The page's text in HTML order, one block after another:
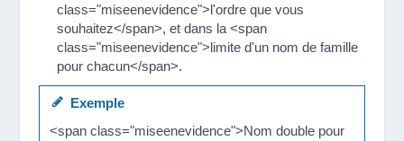
class="miseenevidence">l'ordre que vous
souhaitez</span>, et dans la <span
class="miseenevidence">limite d'un nom de famille
pour chacun</span>.
Exemple
<span class="miseenevidence">Nom double pour